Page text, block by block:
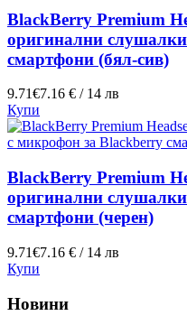
BlackBerry Premium
оригинални
смартфони (бял-сив)
9.71€7.16 € / 14 лв
Купи
BlackBerry Premium
оригинални
смартфони (черен)
9.71€7.16 € / 14 лв
Купи
Новини